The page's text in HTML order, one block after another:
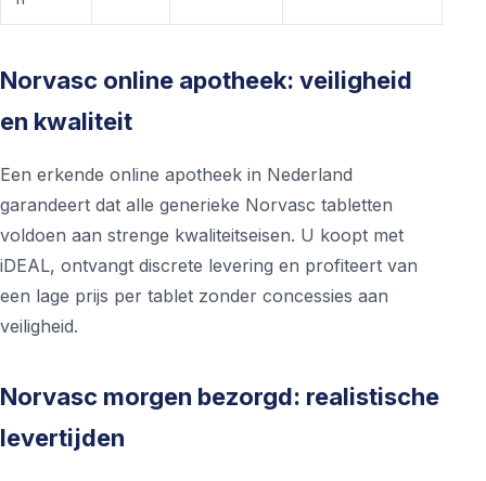
Norvasc online apotheek: veiligheid
en kwaliteit
Een erkende online apotheek in Nederland
garandeert dat alle generieke Norvasc tabletten
voldoen aan strenge kwaliteitseisen. U koopt met
iDEAL, ontvangt discrete levering en profiteert van
een lage prijs per tablet zonder concessies aan
veiligheid.
Norvasc morgen bezorgd: realistische
levertijden